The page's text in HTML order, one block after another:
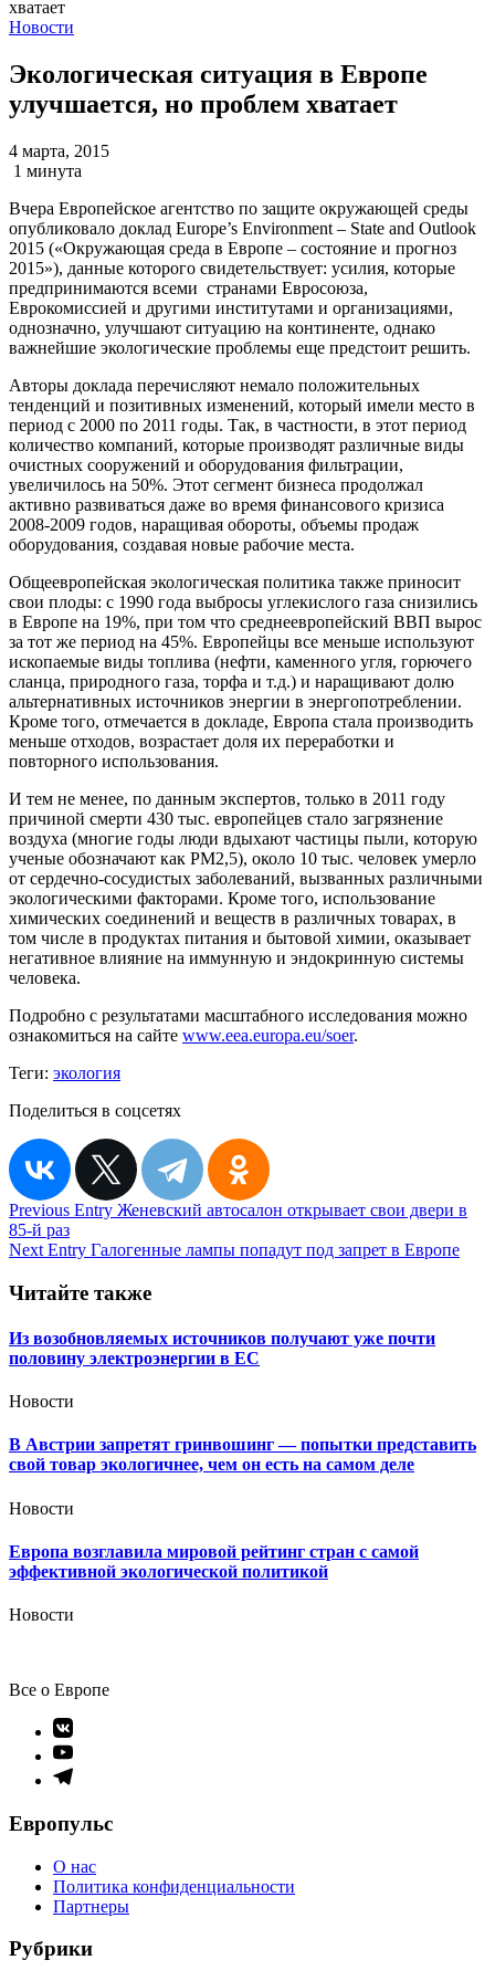
Новости
Экологическая ситуация в Европе
улучшается, но проблем хватает
4 марта, 2015
1 минута
Вчера Европейское агентство по защите окружающей среды
опубликовало доклад Europe’s Environment – State and Outlook
2015 («Окружающая среда в Европе – состояние и прогноз
2015»), данные которого свидетельствует: усилия, которые
предпринимаются всеми странами Евросоюза,
Еврокомиссией и другими институтами и организациями,
однозначно, улучшают ситуацию на континенте, однако
важнейшие экологические проблемы еще предстоит решить.
Авторы доклада перечисляют немало положительных
тенденций и позитивных изменений, который имели место в
период с 2000 по 2011 годы. Так, в частности, в этот период
количество компаний, которые производят различные виды
очистных сооружений и оборудования фильтрации,
увеличилось на 50%. Этот сегмент бизнеса продолжал
активно развиваться даже во время финансового кризиса
2008-2009 годов, наращивая обороты, объемы продаж
оборудования, создавая новые рабочие места.
Общеевропейская экологическая политика также приносит
свои плоды: с 1990 года выбросы углекислого газа снизились
в Европе на 19%, при том что среднеевропейский ВВП вырос
за тот же период на 45%. Европейцы все меньше используют
ископаемые виды топлива (нефти, каменного угля, горючего
сланца, природного газа, торфа и т.д.) и наращивают долю
альтернативных источников энергии в энергопотреблении.
Кроме того, отмечается в докладе, Европа стала производить
меньше отходов, возрастает доля их переработки и
повторного использования.
И тем не менее, по данным экспертов, только в 2011 году
причиной смерти 430 тыс. европейцев стало загрязнение
воздуха (многие годы люди вдыхают частицы пыли, которую
ученые обозначают как PM2,5), около 10 тыс. человек умерло
от сердечно-сосудистых заболеваний, вызванных различными
экологическими факторами. Кроме того, использование
химических соединений и веществ в различных товарах, в
том числе в продуктах питания и бытовой химии, оказывает
негативное влияние на иммунную и эндокринную системы
человека.
Подробно с результатами масштабного исследования можно
ознакомиться на сайте www.eea.europa.eu/soer.
Теги: экология
Поделиться в соцсетях
Навигация
по
Previous Entry Женевский автосалон открывает свои двери в
85-й раз
Next Entry Галогенные лампы попадут под запрет в Европе
Читайте также
Из возобновляемых источников получают уже почти
половину электроэнергии в ЕС
Новости
В Австрии запретят гринвошинг — попытки представить
свой товар экологичнее, чем он есть на самом деле
Новости
Европа возглавила мировой рейтинг стран с самой
эффективной экологической политикой
Новости
Все о Европе
Элемент
меню
Элемент
меню
Элемент
Европульс
О нас
Политика конфиденциальности
Партнеры
Рубрики